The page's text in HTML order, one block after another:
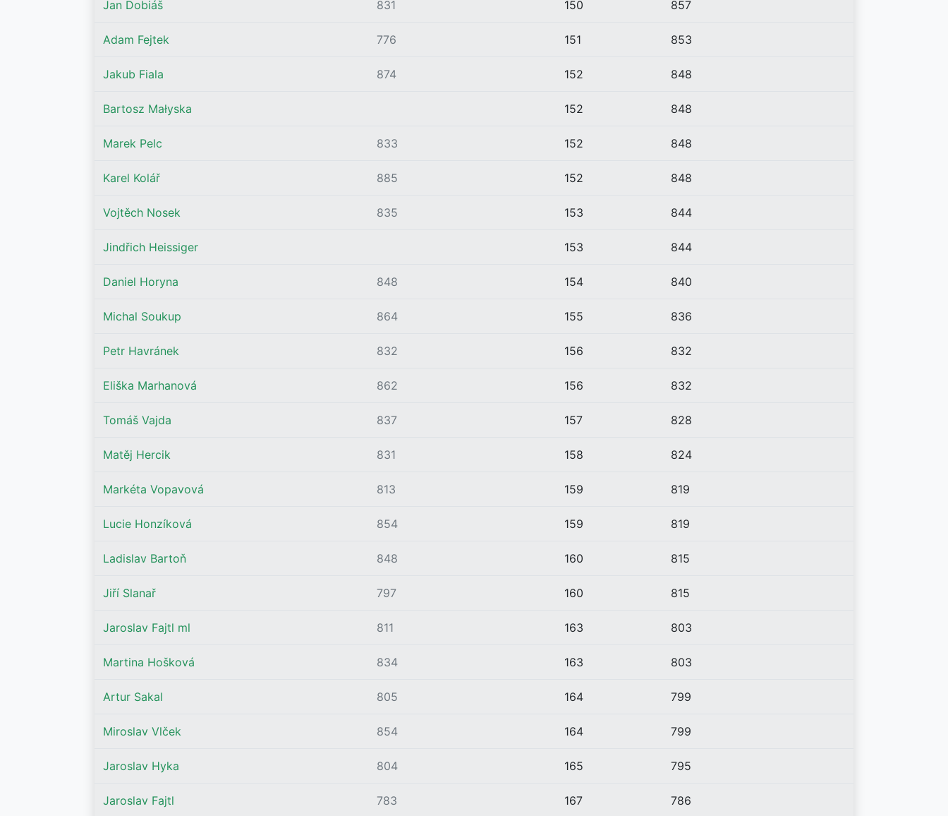
Jan Dobiáš 831 150 857
Adam Fejtek 776 151 853
Jakub Fiala 874 152 848
Bartosz Małyska 152 848
Marek Pelc 833 152 848
Karel Kolář 885 152 848
Vojtěch Nosek 835 153 844
Jindřich Heissiger 153 844
Daniel Horyna 848 154 840
Michal Soukup 864 155 836
Petr Havránek 832 156 832
Eliška Marhanová 862 156 832
Tomáš Vajda 837 157 828
Matěj Hercik 831 158 824
Markéta Vopavová 813 159 819
Lucie Honzíková 854 159 819
Ladislav Bartoň 848 160 815
Jiří Slanař 797 160 815
Jaroslav Fajtl ml 811 163 803
Martina Hošková 834 163 803
Artur Sakal 805 164 799
Miroslav Vlček 854 164 799
Jaroslav Hyka 804 165 795
Jaroslav Fajtl 783 167 786